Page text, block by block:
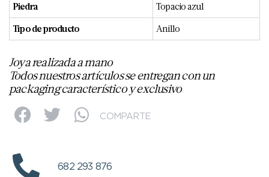
Piedra
Topacio azul
Tipo de producto
Anillo
Joya realizada a mano
Todos nuestros artículos se entregan con un
packaging característico y exclusivo
COMPARTE
682 293 876